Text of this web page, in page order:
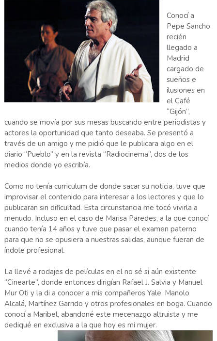
Conocí a
Pepe Sancho
recién
llegado a
Madrid
cargado de
sueños e
ilusiones en
el Café
“Gijón”,
cuando se movía por sus mesas buscando entre periodistas y
actores la oportunidad que tanto deseaba. Se presentó a
través de un amigo y me pidió que le publicara algo en el
diario “Pueblo” y en la revista “Radiocinema”, dos de los
medios donde yo escribía.
Como no tenía curriculum de donde sacar su noticia, tuve que
improvisar el contenido para interesar a los lectores y que lo
publicaran sin dificultad. Esta circunstancia me tocó vivirla a
menudo. Incluso en el caso de Marisa Paredes, a la que conocí
cuando tenía 14 años y tuve que pasar el examen paterno
para que no se opusiera a nuestras salidas, aunque fueran de
índole profesional.
La llevé a rodajes de películas en el no sé si aún existente
“Cinearte”, donde entonces dirigían Rafael J. Salvia y Manuel
Mur Oti y la di a conocer a mis compañeros Yale, Manolo
Alcalá, Martínez Garrido y otros profesionales en boga. Cuando
conocí a Maribel, abandoné este mecenazgo altruista y me
dediqué en exclusiva a la que hoy es mi mujer.